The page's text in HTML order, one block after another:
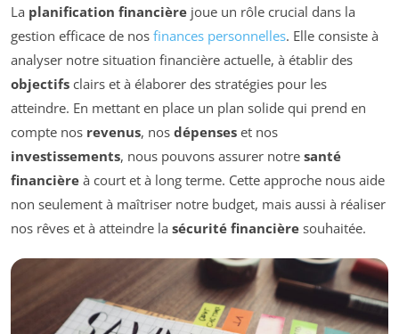
La planification financière joue un rôle crucial dans la
gestion efficace de nos finances personnelles. Elle consiste à
analyser notre situation financière actuelle, à établir des
objectifs clairs et à élaborer des stratégies pour les
atteindre. En mettant en place un plan solide qui prend en
compte nos revenus, nos dépenses et nos
investissements, nous pouvons assurer notre santé
financière à court et à long terme. Cette approche nous aide
non seulement à maîtriser notre budget, mais aussi à réaliser
nos rêves et à atteindre la sécurité financière souhaitée.